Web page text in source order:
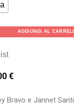
AGGIUNGI AL
€
Bravo e Jannet